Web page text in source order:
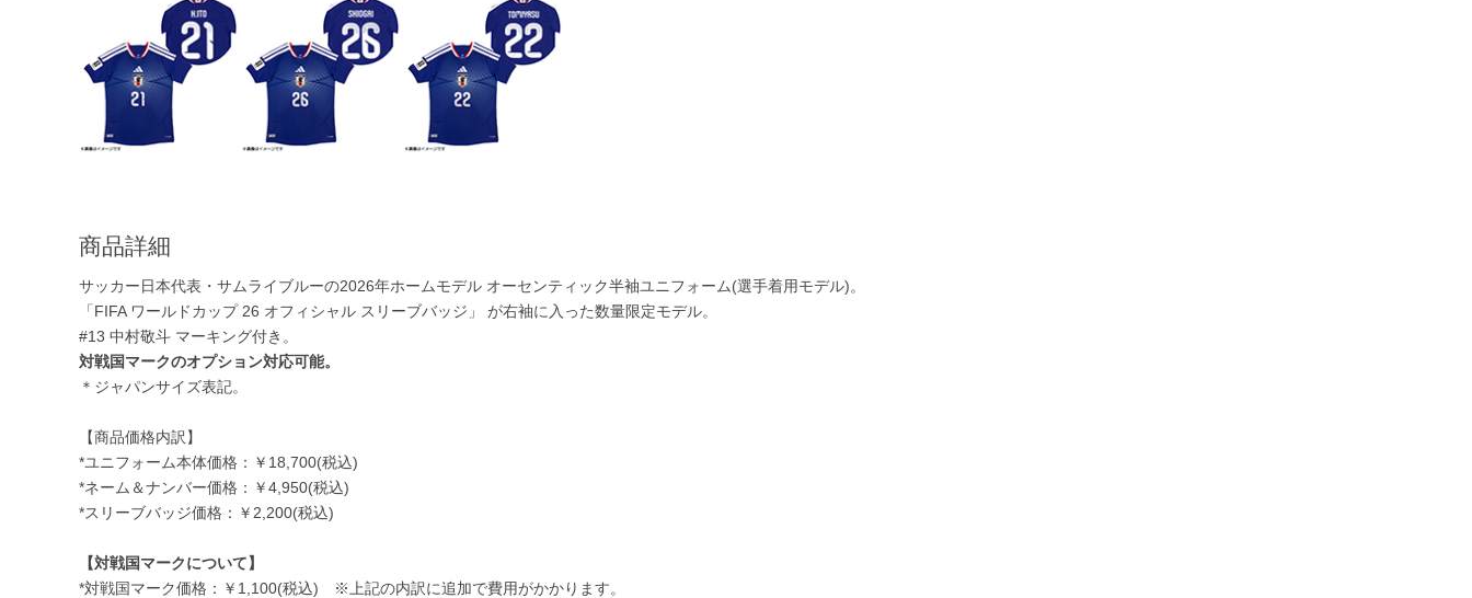
商品詳細
サッカー日本代表・サムライブルーの2026年ホームモデル オーセンティック半袖ユニフォーム(選手着用モデル)。
「FIFA ワールドカップ 26 オフィシャル スリーブバッジ」 が右袖に入った数量限定モデル。
#13 中村敬斗 マーキング付き。
対戦国マークのオプション対応可能。
＊ジャパンサイズ表記。
【商品価格内訳】
*ユニフォーム本体価格：￥18,700(税込)
*ネーム＆ナンバー価格：￥4,950(税込)
*スリーブバッジ価格：￥2,200(税込)
【対戦国マークについて】
*対戦国マーク価格：￥1,100(税込) ※上記の内訳に追加で費用がかかります。